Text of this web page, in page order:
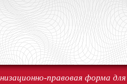
правовая форма